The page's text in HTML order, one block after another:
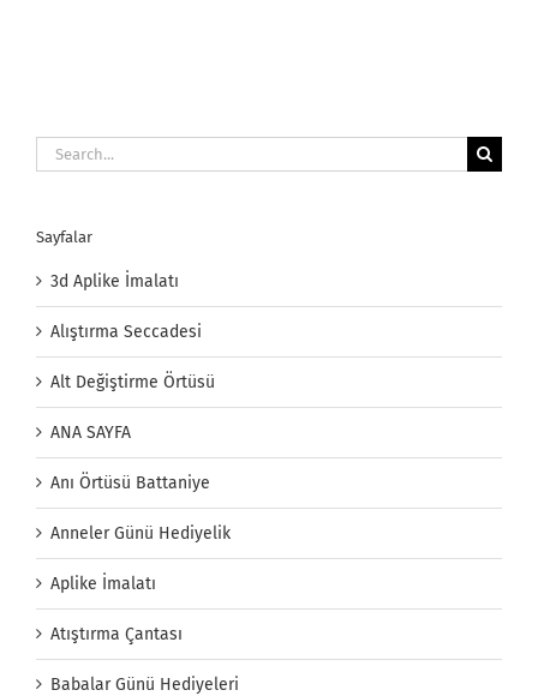
Search
for:
Sayfalar
3d Aplike İmalatı
Alıştırma Seccadesi
Alt Değiştirme Örtüsü
ANA SAYFA
Anı Örtüsü Battaniye
Anneler Günü Hediyelik
Aplike İmalatı
Atıştırma Çantası
Babalar Günü Hediyeleri